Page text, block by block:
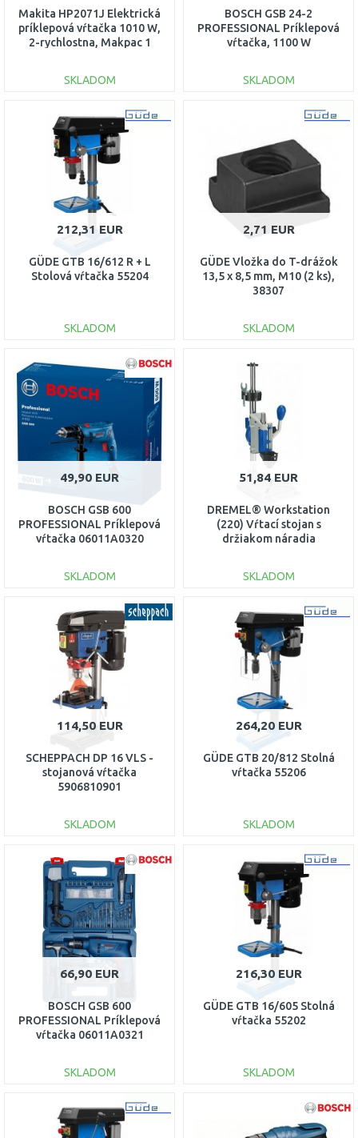
Makita HP2071J Elektrická
príklepová vŕtačka 1010 W,
2-rychlostna, Makpac 1
SKLADOM
DO KOŠÍKA
Porovnať
BOSCH GSB 24-2
PROFESSIONAL Príklepová
vŕtačka, 1100 W
SKLADOM
DO KOŠÍKA
Porovnať
212,31 EUR
GÜDE GTB 16/612 R + L
Stolová vŕtačka 55204
SKLADOM
DO KOŠÍKA
Porovnať
2,71 EUR
GÜDE Vložka do T-drážok
13,5 x 8,5 mm, M10 (2 ks),
38307
SKLADOM
DO KOŠÍKA
Porovnať
49,90 EUR
BOSCH GSB 600
PROFESSIONAL Príklepová
vŕtačka 06011A0320
SKLADOM
DO KOŠÍKA
Porovnať
51,84 EUR
DREMEL® Workstation
(220) Vŕtací stojan s
držiakom náradia
SKLADOM
DO KOŠÍKA
Porovnať
114,50 EUR
SCHEPPACH DP 16 VLS -
stojanová vŕtačka
5906810901
SKLADOM
DO KOŠÍKA
Porovnať
264,20 EUR
GÜDE GTB 20/812 Stolná
vŕtačka 55206
SKLADOM
DO KOŠÍKA
Porovnať
66,90 EUR
BOSCH GSB 600
PROFESSIONAL Príklepová
vŕtačka 06011A0321
SKLADOM
DO KOŠÍKA
216,30 EUR
GÜDE GTB 16/605 Stolná
vŕtačka 55202
SKLADOM
DO KOŠÍKA